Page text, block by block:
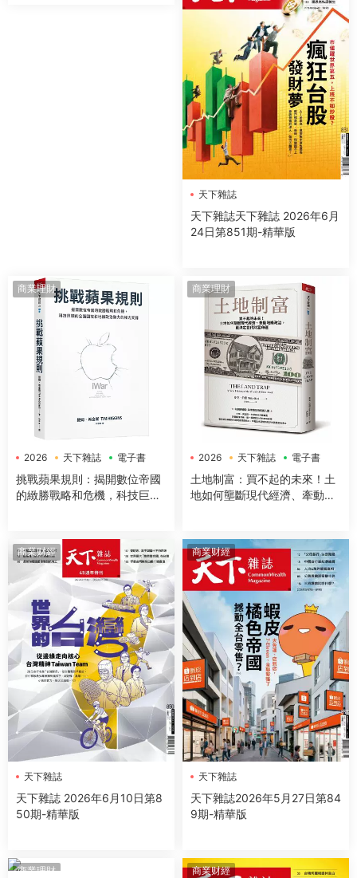
天下雜誌
天下雜誌天下雜誌 2026年6月
24日第851期-精華版
商業理財
2026 天下雜誌 電子書
挑戰蘋果規則：揭開數位帝國
的緻勝戰略和危機，科技巨頭
商業理財
2026 天下雜誌 電子書
土地制富：買不起的未來！土
地如何壟斷現代經濟、牽動地
商業财經
天下雜誌
天下雜誌 2026年6月10日第8
50期-精華版
商業财經
天下雜誌
天下雜誌2026年5月27日第84
9期-精華版
商業理財
商業财經